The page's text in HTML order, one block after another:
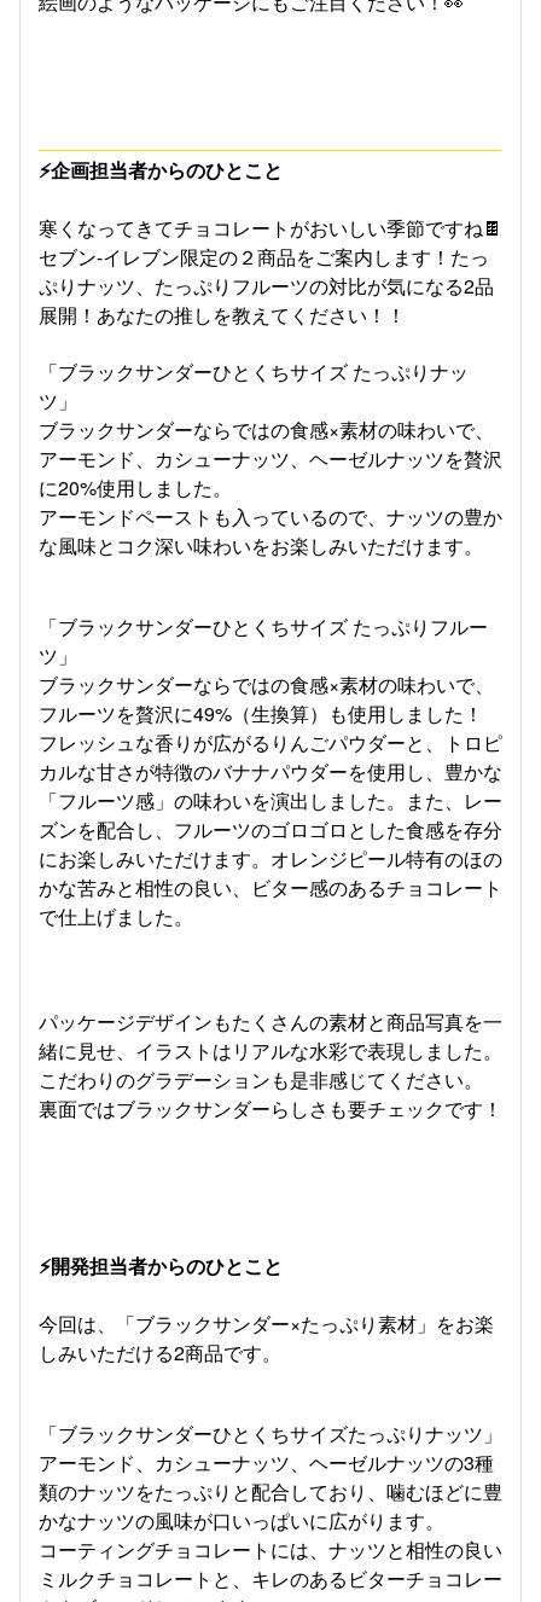
⚡企画担当者からのひとこと
寒くなってきてチョコレートがおいしい季節ですね🍫
セブン-イレブン限定の２商品をご案内します！たっ
ぷりナッツ、たっぷりフルーツの対比が気になる2品
展開！あなたの推しを教えてください！！
「ブラックサンダーひとくちサイズ たっぷりナッ
ツ」
ブラックサンダーならではの食感×素材の味わいで、
アーモンド、カシューナッツ、ヘーゼルナッツを贅沢
に20%使用しました。
アーモンドペーストも入っているので、ナッツの豊か
な風味とコク深い味わいをお楽しみいただけます。
「ブラックサンダーひとくちサイズ たっぷりフルー
ツ」
ブラックサンダーならではの食感×素材の味わいで、
フルーツを贅沢に49%（生換算）も使用しました！
フレッシュな香りが広がるりんごパウダーと、トロピ
カルな甘さが特徴のバナナパウダーを使用し、豊かな
「フルーツ感」の味わいを演出しました。また、レー
ズンを配合し、フルーツのゴロゴロとした食感を存分
にお楽しみいただけます。オレンジピール特有のほの
かな苦みと相性の良い、ビター感のあるチョコレート
で仕上げました。
パッケージデザインもたくさんの素材と商品写真を一
緒に見せ、イラストはリアルな水彩で表現しました。
こだわりのグラデーションも是非感じてください。
裏面ではブラックサンダーらしさも要チェックです！
⚡開発担当者からのひとこと
今回は、「ブラックサンダー×たっぷり素材」をお楽
しみいただける2商品です。
「ブラックサンダーひとくちサイズたっぷりナッツ」
アーモンド、カシューナッツ、ヘーゼルナッツの3種
類のナッツをたっぷりと配合しており、噛むほどに豊
かなナッツの風味が口いっぱいに広がります。
コーティングチョコレートには、ナッツと相性の良い
ミルクチョコレートと、キレのあるビターチョコレー